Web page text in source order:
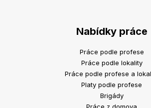
Nabídky práce
Práce podle profese
Práce podle lokality
Práce podle profese a
Platy podle profese
Brigády